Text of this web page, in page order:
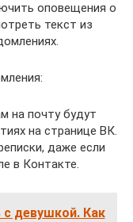
оповещения о
текст из
на почту будут
на странице ВК.
даже если
в Контакте.
девушкой. Как